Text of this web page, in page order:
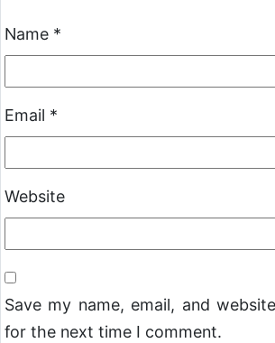
Name *
Email *
Website
Save my name, email, and
for the next time I comment.